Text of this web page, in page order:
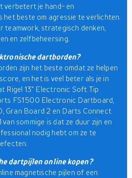
verbetert je hand- en
beste om agressie te verlichten.
teamwork, strategisch denken,
en zelfbeheersing.
dartborden?
zijn het beste omdat ze helpen
en het is veel beter als je in
Rigel 13" Electronic Soft Tip
FS1500 Electronic Dartboard,
Gran Board 2 en Darts Connect
sommige is dat ze duur zijn en
nodig hebt om ze te
dartpijlen online kopen?
magnetische pijlen of een